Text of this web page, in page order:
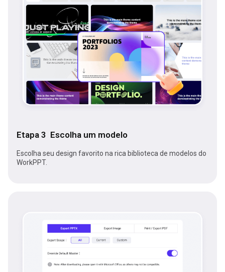
Etapa 3 Escolha um modelo
Escolha seu design favorito na rica biblioteca de modelos do
WorkPPT.